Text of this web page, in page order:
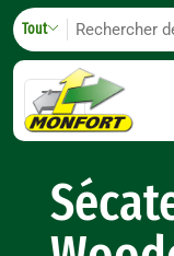
Skip
to
content
S
e
a
Tout